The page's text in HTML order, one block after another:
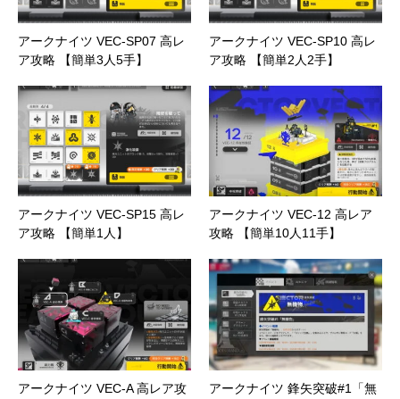
アークナイツ VEC-SP07 高レ
ア攻略 【簡単3人5手】
アークナイツ VEC-SP10 高レ
ア攻略 【簡単2人2手】
アークナイツ VEC-SP15 高レ
ア攻略 【簡単1人】
アークナイツ VEC-12 高レア
攻略 【簡単10人11手】
アークナイツ VEC-A 高レア攻
アークナイツ 鋒矢突破#1「無